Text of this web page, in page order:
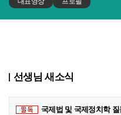
선생님 새소식
국제법 및 국제정치학